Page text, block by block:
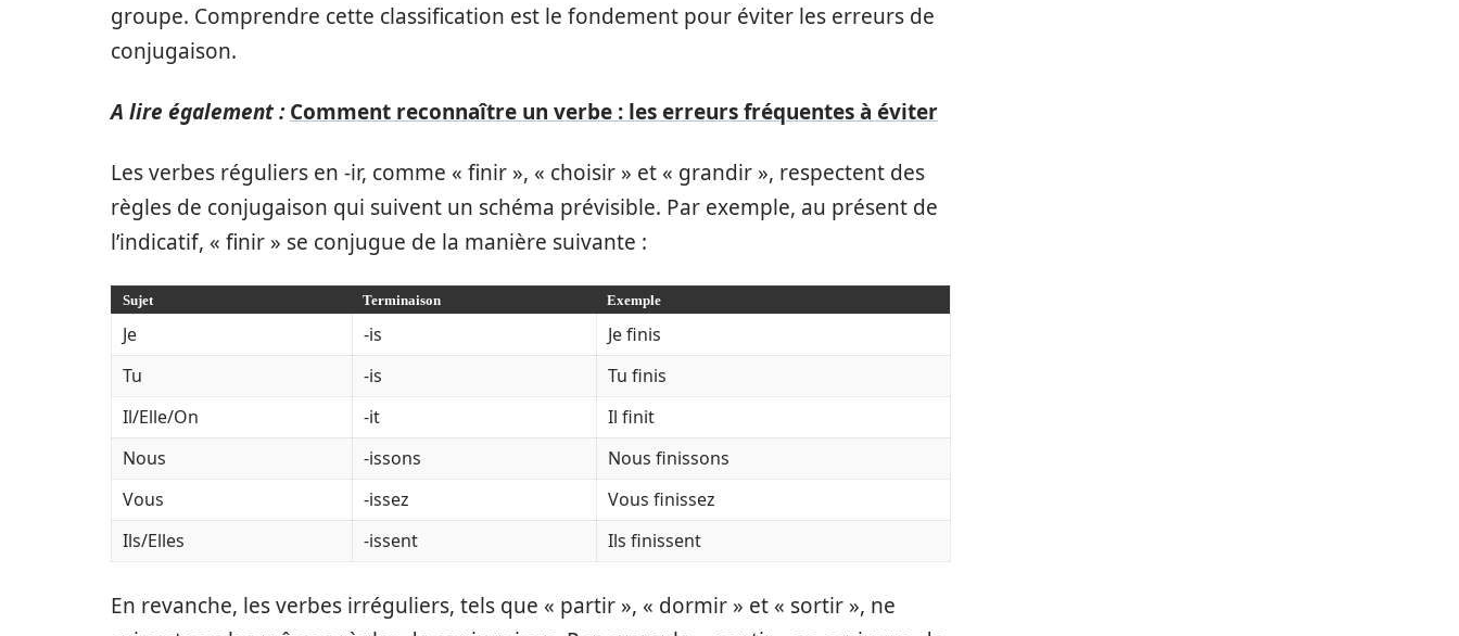
groupe. Comprendre cette classification est le fondement pour éviter les erreurs de
conjugaison.
A lire également : Comment reconnaître un verbe : les erreurs fréquentes à éviter
Les verbes réguliers en -ir, comme « finir », « choisir » et « grandir », respectent des
règles de conjugaison qui suivent un schéma prévisible. Par exemple, au présent de
l’indicatif, « finir » se conjugue de la manière suivante :
Sujet Terminaison Exemple
Je -is
Je finis
Tu
-is
Tu finis
Il/Elle/On
-it
Il finit
Nous
-issons
Nous finissons
Vous
-issez
Vous finissez
Ils/Elles
-issent Ils finissent
En revanche, les verbes irréguliers, tels que « partir », « dormir » et « sortir », ne